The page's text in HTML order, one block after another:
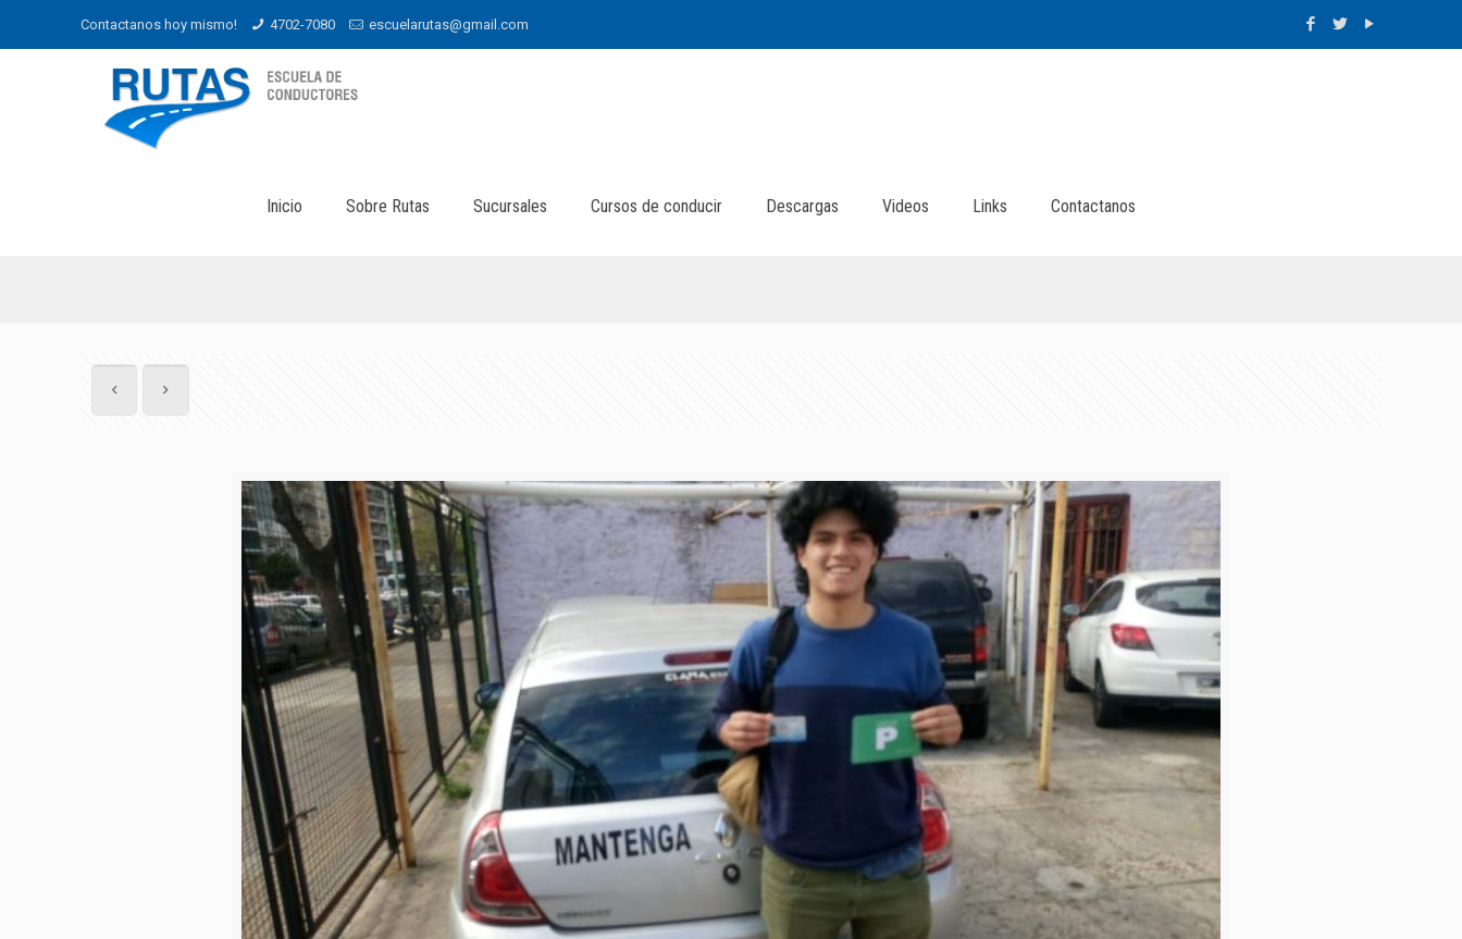
Contactanos hoy mismo! 4702-7080 escuelarutas@gmail.com
Inicio Sobre Rutas Sucursales Cursos de conducir Descargas Videos Links Contactanos